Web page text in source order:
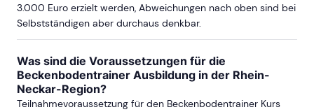
3.000 Euro erzielt werden, Abweichungen nach oben sind bei
Selbstständigen aber durchaus denkbar.
Was sind die Voraussetzungen für die
Beckenbodentrainer Ausbildung in der Rhein-
Neckar-Region?
Teilnahmevoraussetzung für den Beckenbodentrainer Kurs